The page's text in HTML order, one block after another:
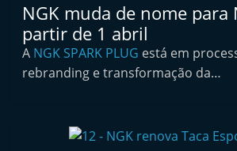
e
n
d
t
NGK muda de nome para
partir de 1 abril
A NGK SPARK PLUG está em
rebranding e transformação da…